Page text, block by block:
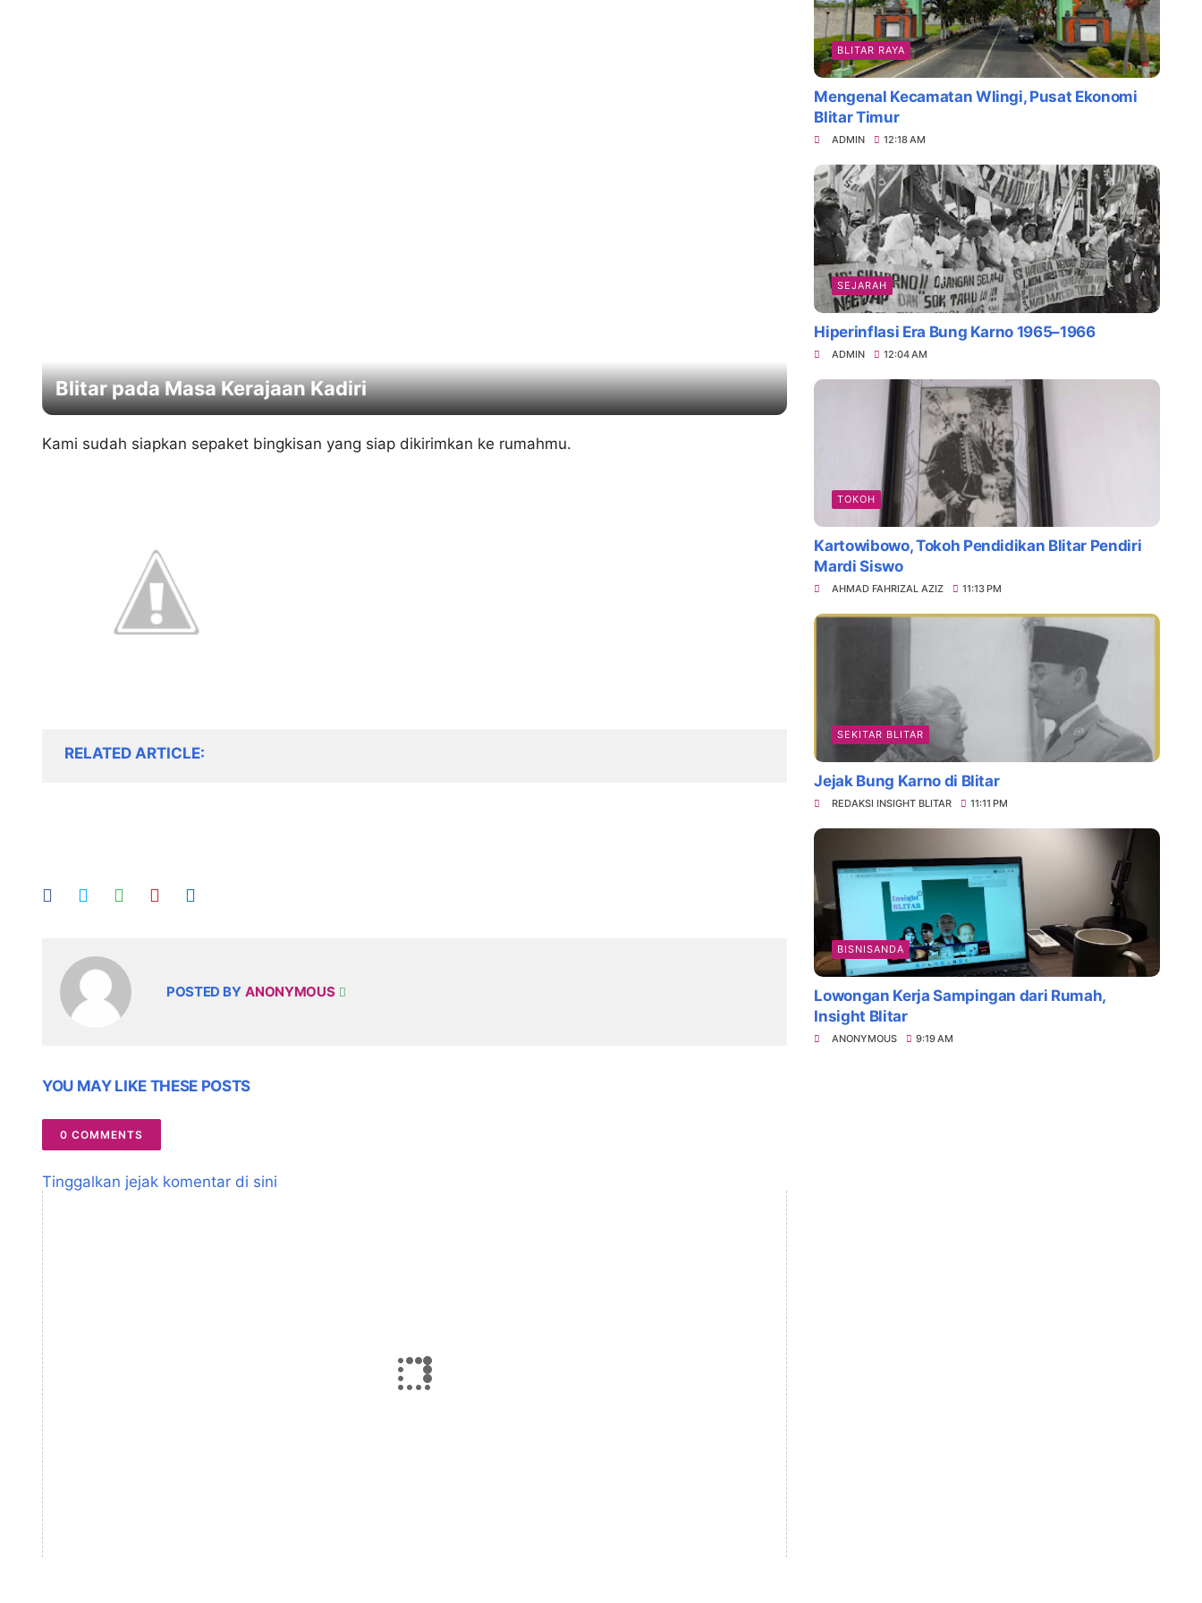
Blitar pada Masa Kerajaan Kadiri Daya Tarik Es Drop Blitar, Kuliner
Kami sudah siapkan sepaket bingkisan yang siap dikirimkan ke rumahmu.
RELATED ARTICLE
POSTED BY ANONYMOUS
YOU MAY LIKE THESE POSTS
0 COMMENTS
Tinggalkan jejak komentar di sini
BLITAR RAYA
Mengenal Kecamatan Wlingi, Pusat Ekonomi
Blitar Timur
ADMIN 12:18 AM
SEJARAH
Hiperinflasi Era Bung Karno 1965–1966
ADMIN 12:04 AM
TOKOH
Kartowibowo, Tokoh Pendidikan Blitar Pendiri
Mardi Siswo
AHMAD FAHRIZAL AZIZ 11:13 PM
SEKITAR BLITAR
Jejak Bung Karno di Blitar
REDAKSI INSIGHT BLITAR 11:11 PM
BISNISANDA
Lowongan Kerja Sampingan dari Rumah,
Insight Blitar
ANONYMOUS 9:19 AM